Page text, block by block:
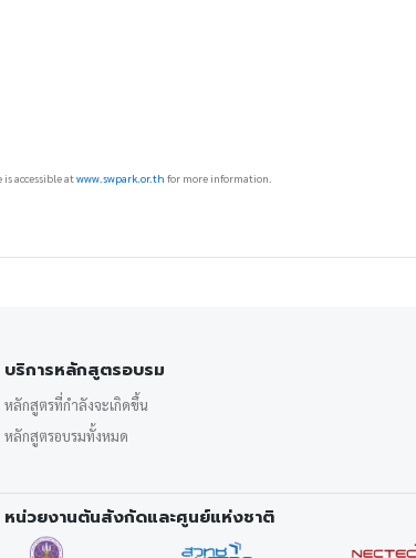
accessible atwww.swpark.or.th for more information.
บริการหลักสูตรอบรม
หลักสูตรที่กำลังจะเกิดขึ้น
หลักสูตรอบรมทั้งหมด
หน่วยงานต้นสังกัดและศูนย์แห่งชาติ